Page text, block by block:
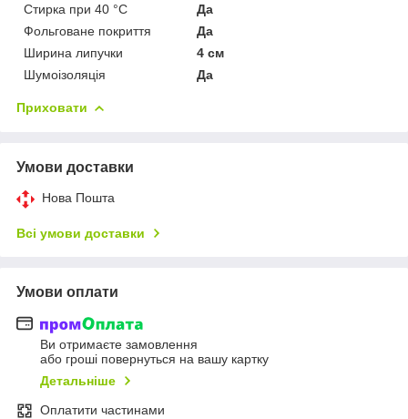
Стирка при 40 °C
Да
Фольговане покриття
Да
Ширина липучки
4 см
Шумоізоляція
Да
Приховати
Умови доставки
Нова Пошта
Всі умови доставки
Умови оплати
Ви отримаєте замовлення
або гроші повернуться на вашу картку
Детальніше
Оплатити частинами